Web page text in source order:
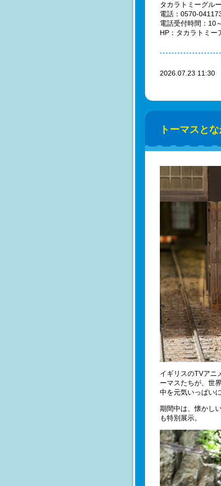
タカラトミーグル
電話：0570-
電話受付時間：10
HP：タカラトミー
2026.07.23
トーマスと
イギリスのTVアニ
ーマスたちが、世
中を元気いっぱい
期間中は、懐かし
も特別展示。